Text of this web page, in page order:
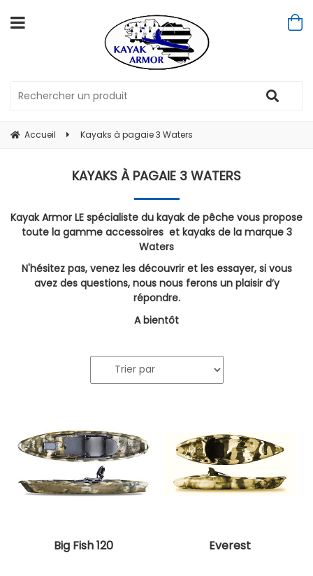
Accueil Kayaks à pagaie 3 Waters
KAYAKS À PAGAIE 3 WATERS
Kayak Armor LE spécialiste du kayak de pêche vous propose
toute la gamme accessoires et kayaks de la marque 3
Waters
N'hésitez pas, venez les découvrir et les essayer, si vous
avez des questions, nous nous ferons un plaisir d’y
répondre.
A bientôt
Big Fish 120 Everest